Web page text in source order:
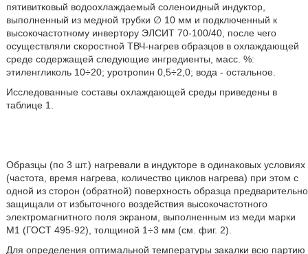
пятивитковый водоохлаждаемый соленоидный индуктор,
выполненный из медной трубки ∅ 10 мм и подключенный к
высокочастотному инвертору ЭЛСИТ 70-100/40, после чего
осуществляли скоростной ТВЧ-нагрев образцов в охлаждающей
среде содержащей следующие ингредиенты, масс. %:
этиленгликоль 10÷20; уротропин 0,5÷2,0; вода - остальное.
Исследованные составы охлаждающей среды приведены в
таблице 1.
Образцы (по 3 шт.) нагревали в индукторе в одинаковых условиях
(частота, время нагрева, количество циклов нагрева) при этом с
одной из сторон (обратной) поверхность образца предварительно
защищали от избыточного воздействия высокочастотного
электромагнитного поля экраном, выполненным из меди марки
M1 (ГОСТ 495-92), толщиной 1÷3 мм (см. фиг. 2).
Для определения оптимальной температуры закалки всю партию